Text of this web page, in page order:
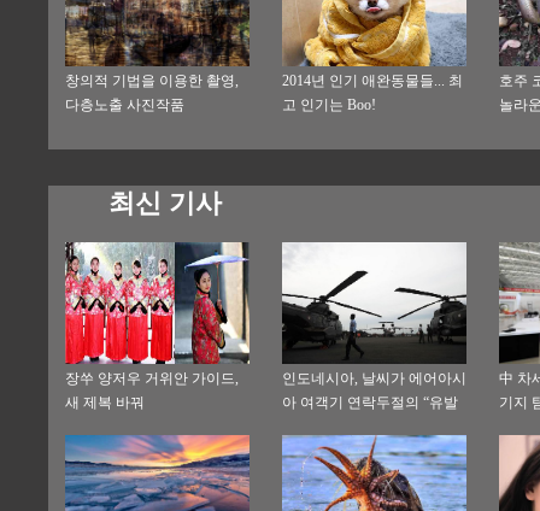
창의적 기법을 이용한 촬영,
다층노출 사진작품
2014년 인기 애완동물들... 최
고 인기는 Boo!
호주
놀라
최신 기사
장쑤 양저우 거위안 가이드,
새 제복 바꿔
인도네시아, 날씨가 에어아시
아 여객기 연락두절의 “유발
中 차
기지